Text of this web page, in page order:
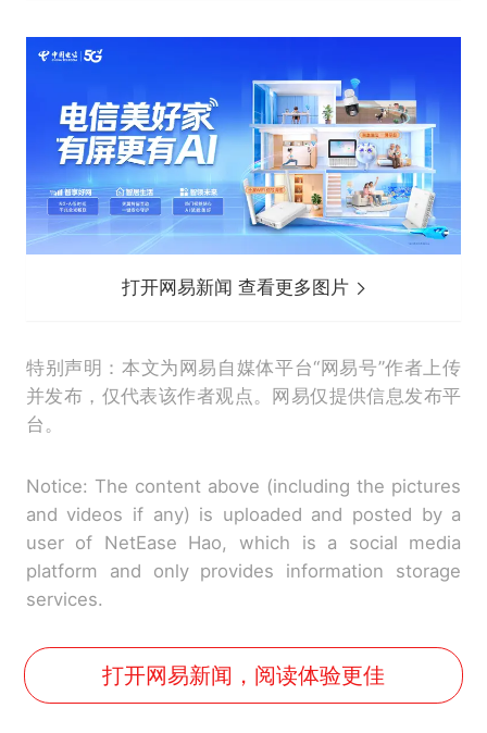
打开网易新闻 查看更多图片
特别声明：本文为网易自媒体平台“网易号”作者上传
并发布，仅代表该作者观点。网易仅提供信息发布平
台。
Notice: The content above (including the pictures
and videos if any) is uploaded and posted by a
user of NetEase Hao, which is a social media
platform and only provides information storage
services.
打开网易新闻，阅读体验更佳